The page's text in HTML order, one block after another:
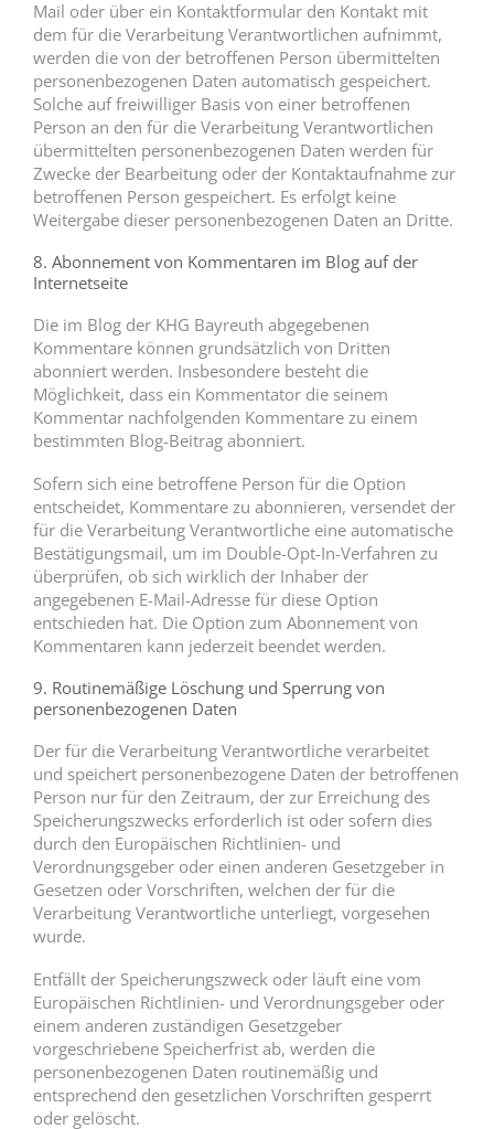
Mail oder über ein Kontaktformular den Kontakt mit
dem für die Verarbeitung Verantwortlichen aufnimmt,
werden die von der betroffenen Person übermittelten
personenbezogenen Daten automatisch gespeichert.
Solche auf freiwilliger Basis von einer betroffenen
Person an den für die Verarbeitung Verantwortlichen
übermittelten personenbezogenen Daten werden für
Zwecke der Bearbeitung oder der Kontaktaufnahme zur
betroffenen Person gespeichert. Es erfolgt keine
Weitergabe dieser personenbezogenen Daten an Dritte.
8. Abonnement von Kommentaren im Blog auf der
Internetseite
Die im Blog der KHG Bayreuth abgegebenen
Kommentare können grundsätzlich von Dritten
abonniert werden. Insbesondere besteht die
Möglichkeit, dass ein Kommentator die seinem
Kommentar nachfolgenden Kommentare zu einem
bestimmten Blog-Beitrag abonniert.
Sofern sich eine betroffene Person für die Option
entscheidet, Kommentare zu abonnieren, versendet der
für die Verarbeitung Verantwortliche eine automatische
Bestätigungsmail, um im Double-Opt-In-Verfahren zu
überprüfen, ob sich wirklich der Inhaber der
angegebenen E-Mail-Adresse für diese Option
entschieden hat. Die Option zum Abonnement von
Kommentaren kann jederzeit beendet werden.
9. Routinemäßige Löschung und Sperrung von
personenbezogenen Daten
Der für die Verarbeitung Verantwortliche verarbeitet
und speichert personenbezogene Daten der betroffenen
Person nur für den Zeitraum, der zur Erreichung des
Speicherungszwecks erforderlich ist oder sofern dies
durch den Europäischen Richtlinien- und
Verordnungsgeber oder einen anderen Gesetzgeber in
Gesetzen oder Vorschriften, welchen der für die
Verarbeitung Verantwortliche unterliegt, vorgesehen
wurde.
Entfällt der Speicherungszweck oder läuft eine vom
Europäischen Richtlinien- und Verordnungsgeber oder
einem anderen zuständigen Gesetzgeber
vorgeschriebene Speicherfrist ab, werden die
personenbezogenen Daten routinemäßig und
entsprechend den gesetzlichen Vorschriften gesperrt
oder gelöscht.